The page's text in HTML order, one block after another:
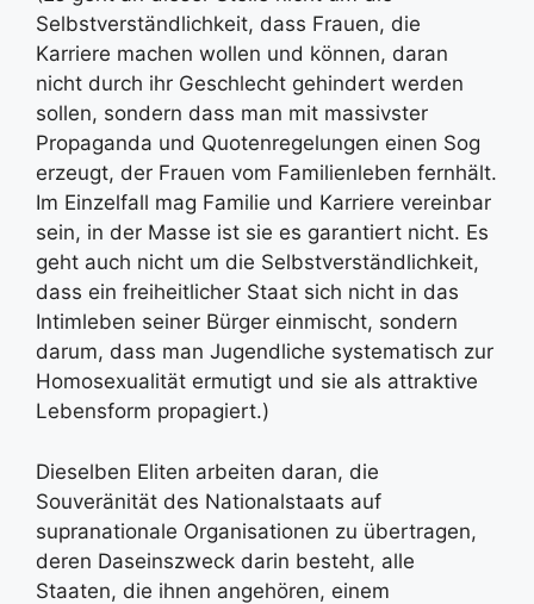
Selbstverständlichkeit, dass Frauen, die
Karriere machen wollen und können, daran
nicht durch ihr Geschlecht gehindert werden
sollen, sondern dass man mit massivster
Propaganda und Quotenregelungen einen Sog
erzeugt, der Frauen vom Familienleben fernhält.
Im Einzelfall mag Familie und Karriere vereinbar
sein, in der Masse ist sie es garantiert nicht. Es
geht auch nicht um die Selbstverständlichkeit,
dass ein freiheitlicher Staat sich nicht in das
Intimleben seiner Bürger einmischt, sondern
darum, dass man Jugendliche systematisch zur
Homosexualität ermutigt und sie als attraktive
Lebensform propagiert.)
Dieselben Eliten arbeiten daran, die
Souveränität des Nationalstaats auf
supranationale Organisationen zu übertragen,
deren Daseinszweck darin besteht, alle
Staaten, die ihnen angehören, einem